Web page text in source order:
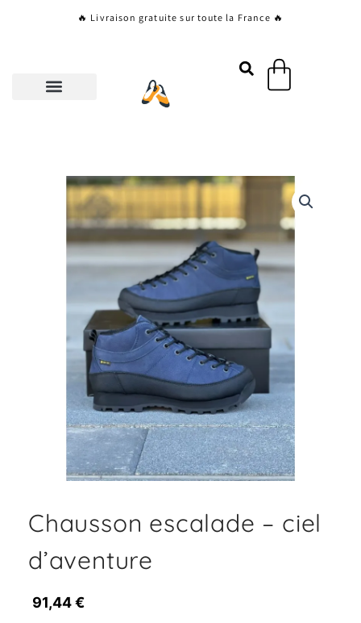
🔥 Livraison gratuite sur toute la France 🔥
Panier
Chausson escalade – ciel
d’aventure
91,44€